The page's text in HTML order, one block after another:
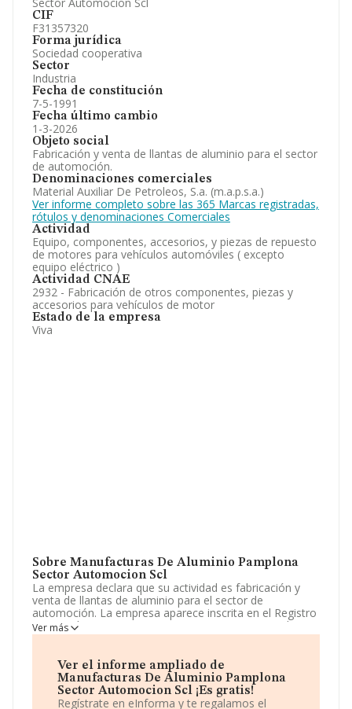
CIF
F31357320
Forma jurídica
Sociedad cooperativa
Sector
Industria
Fecha de constitución
7-5-1991
Fecha último cambio
1-3-2026
Objeto social
Fabricación y venta de llantas de aluminio para el sector
de automoción.
Denominaciones comerciales
Material Auxiliar De Petroleos, S.a. (m.a.p.s.a.)
Ver informe completo sobre las 365 Marcas registradas,
rótulos y denominaciones Comerciales
Actividad
Equipo, componentes, accesorios, y piezas de repuesto
de motores para vehículos automóviles ( excepto
equipo eléctrico )
Actividad CNAE
2932 - Fabricación de otros componentes, piezas y
accesorios para vehículos de motor
Estado de la empresa
Viva
Sobre Manufacturas De Aluminio Pamplona
Sector Automocion Scl
La empresa declara que su actividad es fabricación y
venta de llantas de aluminio para el sector de
automoción. La empresa aparece inscrita en el Registro
Mercantil como Cooperativa. Su CNAE corresponde a
2932 con código 'Fabricación de otros componentes,
empresa es importadora y exportadora.
Según los parámetros de referencia (facturación y
número de empleados), la compañía entra en la
Ver más
Ver el informe ampliado de
Manufacturas De Aluminio Pamplona
Sector Automocion Scl ¡Es gratis!
Regístrate en eInforma y te regalamos el